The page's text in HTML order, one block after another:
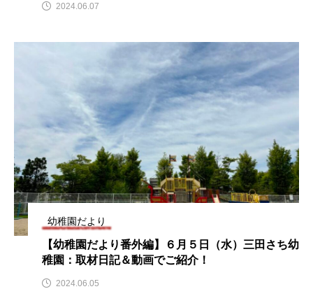
「THE オリバーな犬、（Gosh!!）このヤロウMOVIE」
『今日の空が一番好き、とまだ言えない僕は』
あいはらひろゆき
あかしあジュニア合唱団「さくらんぼ」
あかしあ台小学校 あじさいコンサート
あっぷっぷのぷ～
あの歌を憶えている あめぽったん
2024.06.07
幼稚園だより
【幼稚園だより番外編】６月５日（水）三田さち幼
稚園：取材日記＆動画でご紹介！
2024.06.05